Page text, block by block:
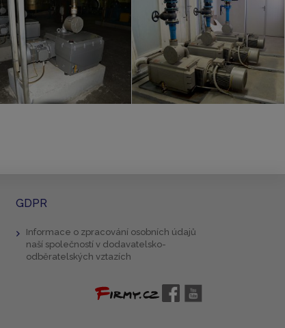
GDPR
Informace o zpracování osobních údajů
naší společností v dodavatelsko-
odběratelských vztazích